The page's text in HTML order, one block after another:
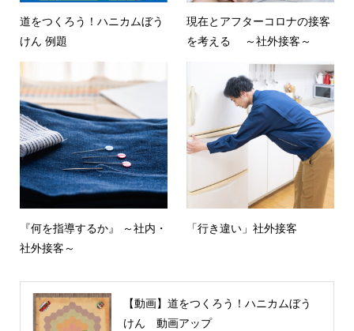
道をつくろう！ハニカムぼう
けん 例題
現在とアフターコロナの接客
を考える ～社外接客～
『何を指導するか』 ～社内・
社外接客～
「行き違い」社外接客
【動画】道をつくろう！ハニカムぼう
けん 動画アップ